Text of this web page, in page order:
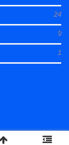
24
9
1